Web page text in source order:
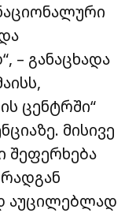
– განაცხადა
ცენტრში“
მისივე
შეფერხება
აუცილებლად